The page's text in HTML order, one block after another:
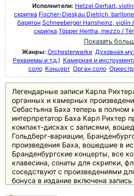
Исполнители: Hetzel Gerhart,
скрипка Fischer-Dieskau Dietrich,
баритон Schneeberger Hansheinz,
скрипка Töpper Hertha, mezzo /
Показать
Жанры: Orchesterwerke Духовная
Реквиемы и т.д.) Камерная и
соло Концерт Орган соло
Легендарные записи Карла
органных и камерных
Себастьяна Баха теперь в полном
интерпретатор Баха Карл Рихтер
компакт-дисках с записями,
Гольдберг-вариации,
произведения Баха, вошедшие в
Бранденбургские концерты, все
клавесина, сонаты для скрипки,
соседствуют с произведениями
бонуса в издание включена